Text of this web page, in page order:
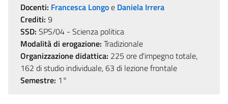
Docenti: Francesca Longoe Daniela Irrera
Crediti: 9
SSD: SPS/04 - Scienza politica
Modalità di erogazione: Tradizionale
Organizzazione didattica: 225 ore d'impegno totale,
162 di studio individuale, 63 di lezione frontale
Semestre: 1°